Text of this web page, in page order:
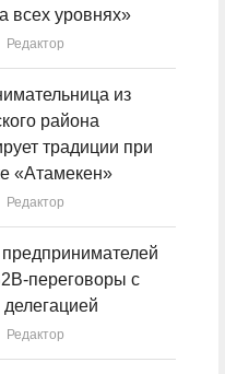
всех уровнях»
Author
Редактор
из
района
традиции при
«Атамекен»
Author
Редактор
переговоры с
Author
Редактор